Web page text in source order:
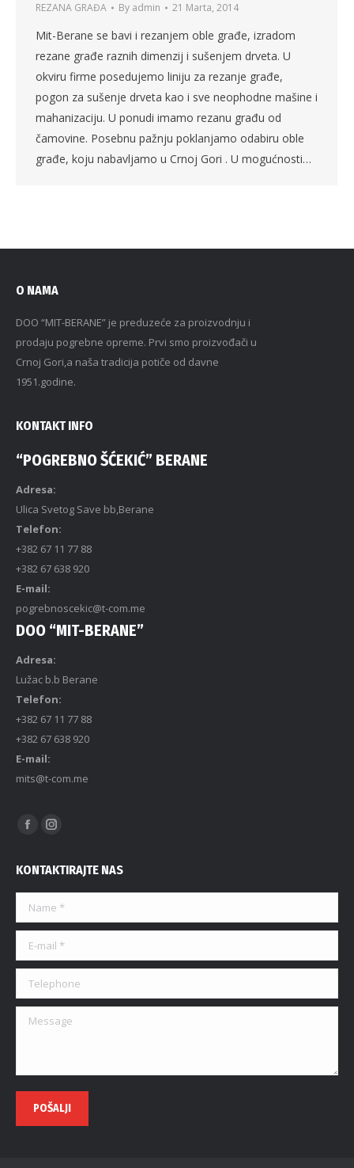
REZANA GRAĐA By admin 21 Marta, 2014
Mit-Berane se bavi i rezanjem oble građe, izradom
rezane građe raznih dimenzij i sušenjem drveta. U
okviru firme posedujemo liniju za rezanje građe,
pogon za sušenje drveta kao i sve neophodne mašine i
mahanizaciju. U ponudi imamo rezanu građu od
čamovine. Posebnu pažnju poklanjamo odabiru oble
građe, koju nabavljamo u Crnoj Gori . U mogućnosti…
O NAMA
DOO “MIT-BERANE” je preduzeće za proizvodnju i
prodaju pogrebne opreme. Prvi smo proizvođači u
Crnoj Gori,a naša tradicija potiče od davne
1951.godine.
KONTAKT INFO
“POGREBNO ŠĆEKIĆ” BERANE
Adresa:
Ulica Svetog Save bb,Berane
Telefon:
+382 67 11 77 88
+382 67 638 920
E-mail:
pogrebnoscekic@t-com.me
DOO “MIT-BERANE”
Adresa:
Lužac b.b Berane
Telefon:
+382 67 11 77 88
+382 67 638 920
E-mail:
mits@t-com.me
Find us on:
KONTAKTIRAJTE NAS
Name *
E-mail *
Telephone
Message
POŠALJI